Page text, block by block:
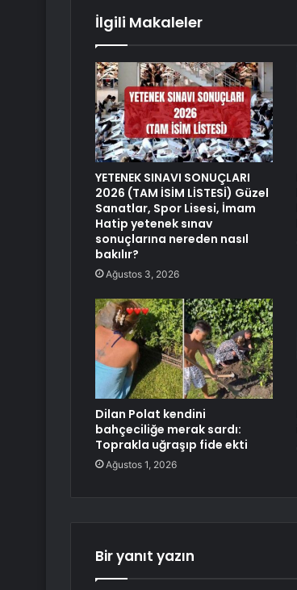
İlgili Makaleler
YETENEK SINAVI SONUÇLARI
2026 (TAM İSİM LİSTESİ) Güzel
Sanatlar, Spor Lisesi, İmam
Hatip yetenek sınav
sonuçlarına nereden nasıl
bakılır?
Ağustos 3, 2026
Dilan Polat kendini
bahçeciliğe merak sardı:
Toprakla uğraşıp fide ekti
Ağustos 1, 2026
Bir yanıt yazın